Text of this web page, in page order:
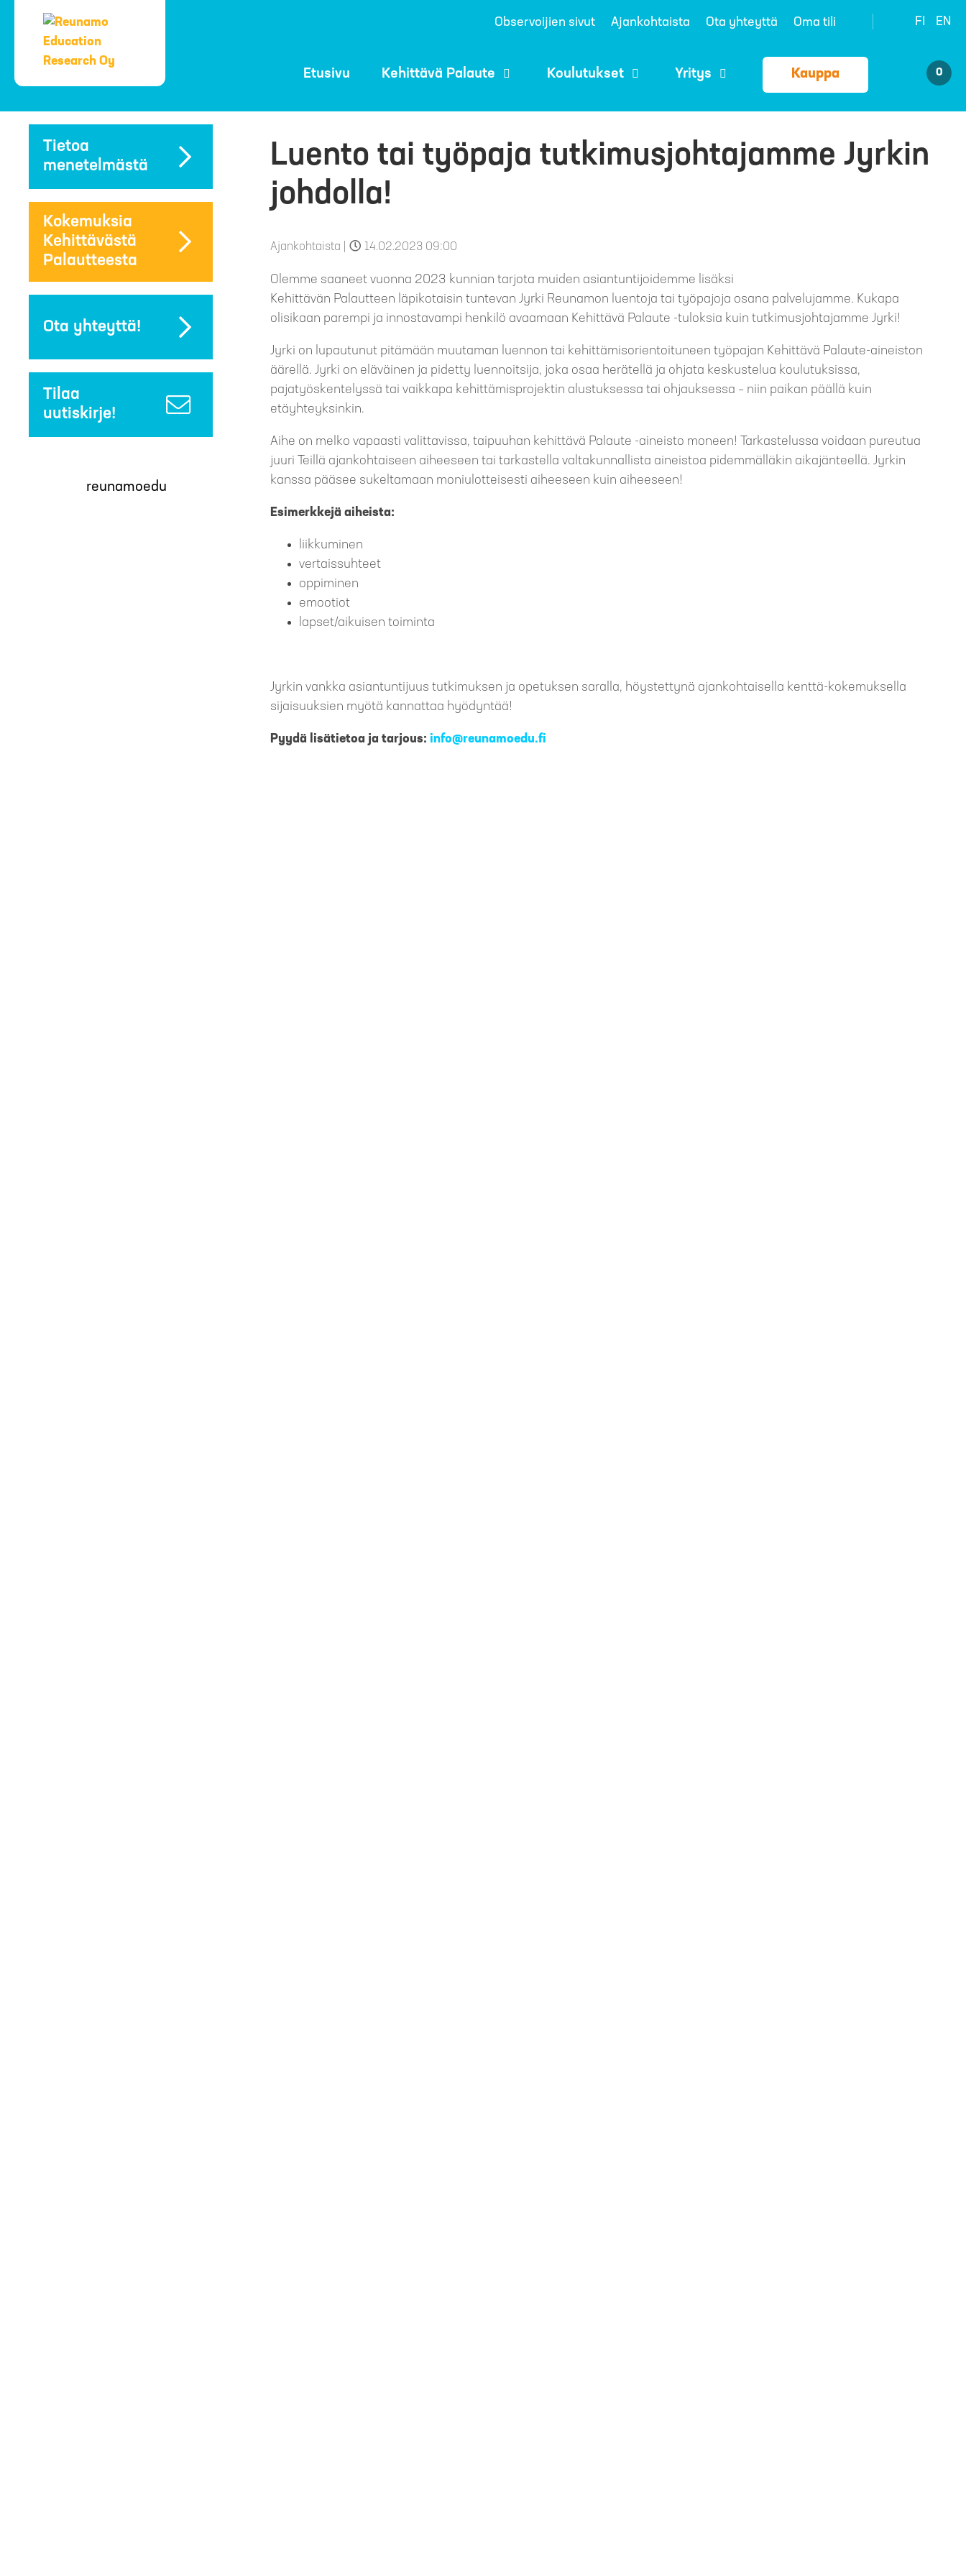
Observoijien sivut Ajankohtaista Ota yhteyttä Oma tili FI EN
Etusivu Kehittävä Palaute Koulutukset Yritys Kauppa 0
Tietoa
menetelmästä
Kokemuksia
Kehittävästä
Palautteesta
Ota yhteyttä!
Tilaa
uutiskirje!
reunamoedu
Luento tai työpaja tutkimusjohtajamme Jyrkin
johdolla!
Ajankohtaista 14.02.2023 09:00
Olemme saaneet vuonna 2023 kunnian tarjota muiden asiantuntijoidemme lisäksi
Kehittävän Palautteen läpikotaisin tuntevan Jyrki Reunamon luentoja tai työpajoja osana palvelujamme. Kukapa
olisikaan parempi ja innostavampi henkilö avaamaan Kehittävä Palaute -tuloksia kuin tutkimusjohtajamme Jyrki!
Jyrki on lupautunut pitämään muutaman luennon tai kehittämisorientoituneen työpajan Kehittävä Palaute-aineiston
äärellä. Jyrki on eläväinen ja pidetty luennoitsija, joka osaa herätellä ja ohjata keskustelua koulutuksissa,
pajatyöskentelyssä tai vaikkapa kehittämisprojektin alustuksessa tai ohjauksessa – niin paikan päällä kuin
etäyhteyksinkin.
Aihe on melko vapaasti valittavissa, taipuuhan kehittävä Palaute -aineisto moneen! Tarkastelussa voidaan pureutua
juuri Teillä ajankohtaiseen aiheeseen tai tarkastella valtakunnallista aineistoa pidemmälläkin aikajänteellä. Jyrkin
kanssa pääsee sukeltamaan moniulotteisesti aiheeseen kuin aiheeseen!
Esimerkkejä aiheista:
liikkuminen
vertaissuhteet
oppiminen
emootiot
lapset/aikuisen toiminta
Jyrkin vankka asiantuntijuus tutkimuksen ja opetuksen saralla, höystettynä ajankohtaisella kenttä-kokemuksella
sijaisuuksien myötä kannattaa hyödyntää!
Pyydä lisätietoa ja tarjous: info@reunamoedu.fi